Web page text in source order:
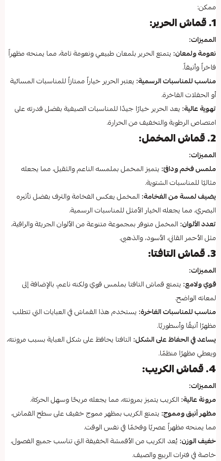
ممكن:
1. قماش الحرير:
المميزات:
نعومة ولمعان: يتمتع الحرير بلمعان طبيعي ونعومة تامة، مما يمنحه مظهراً
فاخراً وأنيقاً.
مناسب للمناسبات الرسمية: يعتبر الحرير خياراً ممتازاً للمناسبات المسائية
أو الحفلات الفاخرة.
تهوية عالية: يعد الحرير خيارًا جيدًا للمناسبات الصيفية بفضل قدرته على
امتصاص الرطوبة والتخفيف من الحرارة.
2. قماش المخمل:
المميزات:
ملمس فخم ودافئ: يتميز المخمل بملمسه الناعم والثقيل، مما يجعله
مثاليًا للمناسبات الشتوية.
يضيف لمسة من الفخامة: المخمل يعكس الفخامة والترف بفضل تأثيره
البصري، مما يجعله الخيار الأمثل للمناسبات الرسمية.
تعدد الألوان: المخمل متوفر بمجموعة متنوعة من الألوان الجريئة والراقية،
مثل الأحمر القاني، الأسود، والذهبي.
3. قماش التافتا:
المميزات:
قوي ولامع: يتمتع قماش التافتا بملمس قوي ولكنه ناعم، بالإضافة إلى
لمعانه الواضح.
مناسب للمناسبات الفاخرة: يستخدم هذا القماش في العبايات التي تتطلب
مظهرًا أنيقًا وأسطوريًا.
يساعد في الحفاظ على الشكل: التافتا يحافظ على شكل العباية بسبب مرونته،
ويعطي مظهرًا منظمًا.
4. قماش الكريب:
المميزات:
مرونة عالية: الكريب يتميز بمرونته، مما يجعله مريحًا وسهل الحركة.
مظهر أنيق ومموج: يتمتع الكريب بمظهر مموج خفيف على سطح القماش،
مما يمنحه مظهراً عصريًا وفخمًا في نفس الوقت.
خفيف الوزن: يُعد الكريب من الأقمشة الخفيفة التي تناسب جميع الفصول،
خاصة في فترات الربيع والصيف.